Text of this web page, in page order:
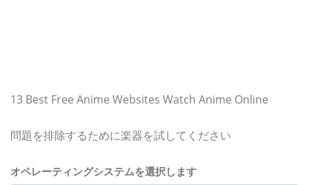
13 Best Free Anime Websites Watch Anime Online
問題を排除するために楽器を試してください
オペレーティングシステムを選択します